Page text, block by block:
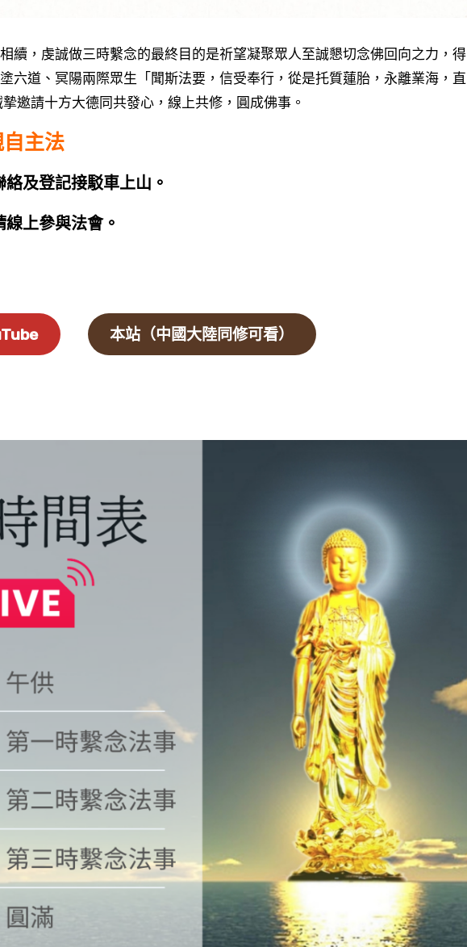
續，虔誠做三時繫念的最終目的是祈望凝聚眾人至誠懇切念佛回向之力，得
六道、冥陽兩際眾生「聞斯法要，信受奉行，從是托質蓮胎，永離業海，直
邀請十方大德同共發心，線上共修，圓成佛事。
主法
絡及登記接駁車上山。​
上參與法會。
本站（中國大陸同修可看）